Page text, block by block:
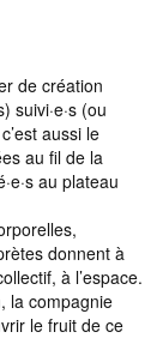
de création
suivi·e·s (ou
aussi le
au fil de la
au plateau
donnent à
à l’espace.
la compagnie
le fruit de ce